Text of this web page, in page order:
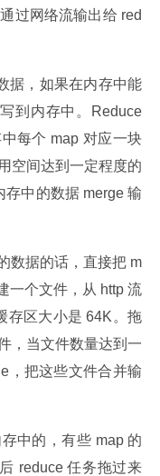
过网络流输出给 red
据，如果在内存中能
到内存中。Reduce
每个 map 对应一块
空间达到一定程度的
存中的数据 merge 输
数据的话，直接把 m
一个文件，从 http 流
存区大小是 64K。拖
，当文件数量达到一
，把这些文件合并输
中的，有些 map 的
reduce 任务拖过来